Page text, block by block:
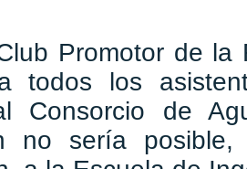
Promotor de la
todos los
Consorcio de
no sería